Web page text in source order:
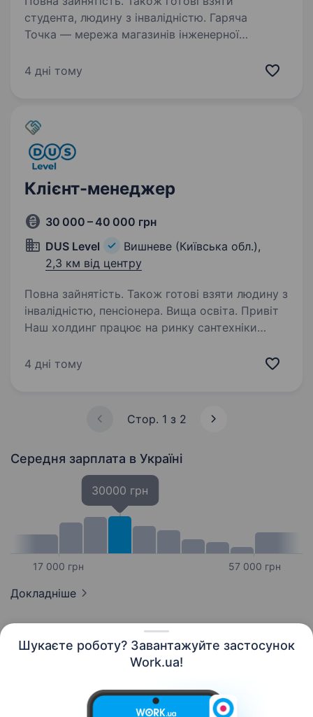
Шукаєте роботу? Завантажуйте застосунок
Work.ua!
студента, людину з інвалідністю. Гаряча
Точка — мережа магазинів інженерної
Ми не просто продаємо, ми робимо
мудрість. Тому ми продаємо…
4 дні тому
Клієнт-менеджер
30 000 – 40 000 грн
DUS Level
Вишневе (Київська обл.),
2,3 км від центру
Повна зайнятість. Також готові взяти людину з
інвалідністю, пенсіонера. Вища освіта. Привіт
Наш холдинг працює на ринку сантехніки
650 співробітників, і ми запрошуємо тебе
4 дні тому
Стор. 1 з 2
Середня зарплата в Україні
17 000 грн
30000 грн
57 000 грн
Докладніше